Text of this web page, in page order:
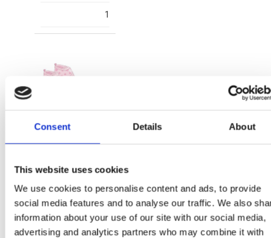
Consent Details About
This website uses cookies
We use cookies to personalise content and ads, to provide
social media features and to analyse our traffic. We also
information about your use of our site with our social media,
advertising and analytics partners who may combine it with
1
2300007390
8445484717662
1